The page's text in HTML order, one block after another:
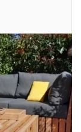
hoef je
je iedere dag